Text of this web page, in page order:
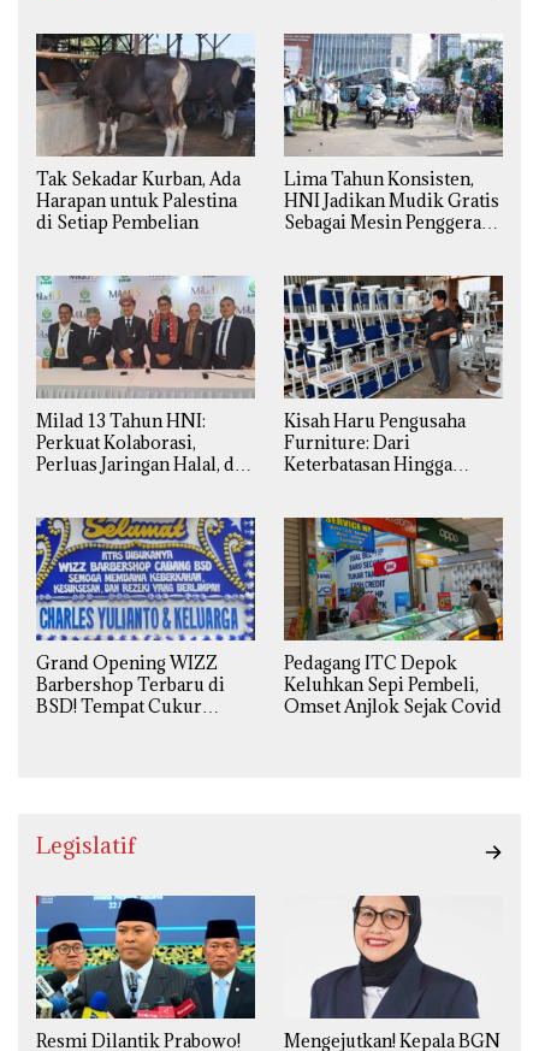
Tak Sekadar Kurban, Ada
Harapan untuk Palestina
di Setiap Pembelian
Lima Tahun Konsisten,
HNI Jadikan Mudik Gratis
Sebagai Mesin Penggerak
Milad 13 Tahun HNI:
Perkuat Kolaborasi,
Perluas Jaringan Halal, dan
Kisah Haru Pengusaha
Furniture: Dari
Keterbatasan Hingga
Grand Opening WIZZ
Barbershop Terbaru di
BSD! Tempat Cukur
Pedagang ITC Depok
Keluhkan Sepi Pembeli,
Omset Anjlok Sejak Covid
Legislatif
Resmi Dilantik Prabowo!
Mengejutkan! Kepala BGN